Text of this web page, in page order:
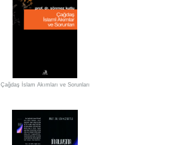
Çağdaş İslam Akımları ve Sorunları